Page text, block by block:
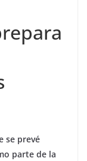
se prevé
parte de la